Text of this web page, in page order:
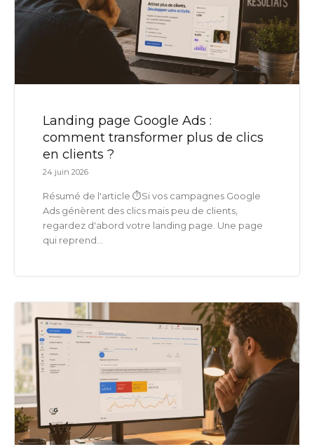
Landing page Google Ads :
comment transformer plus de clics
en clients ?
24 juin 2026
Résumé de l'article ⏱️Si vos campagnes Google
Ads génèrent des clics mais peu de clients,
regardez d'abord votre landing page. Une page
qui reprend...